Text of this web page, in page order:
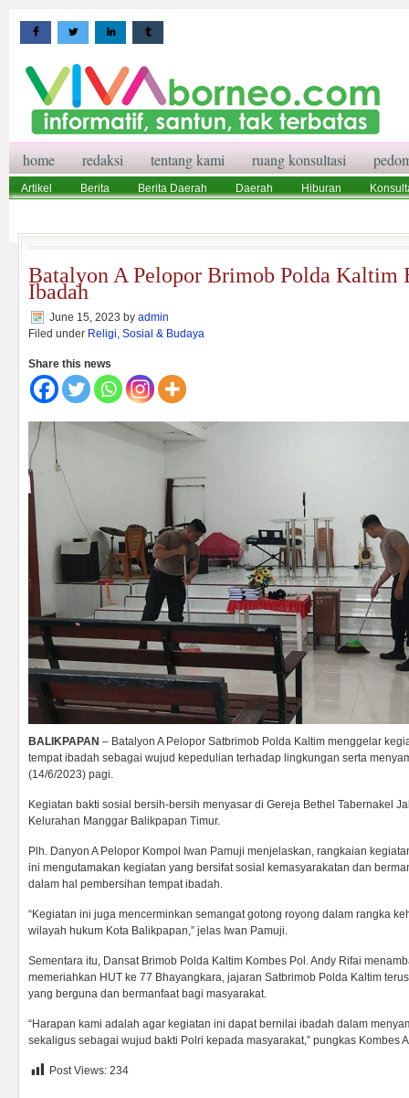
home redaksi tentang kami ruang konsultasi
Artikel Berita Berita Daerah Daerah Hiburan
Batalyon A Pelopor Brimob Polda Kaltim
Ibadah
June 15, 2023 by admin
Filed under Religi, Sosial & Budaya
Share this news
BALIKPAPAN – Batalyon A Pelopor Satbrimob Polda Kaltim menggelar
tempat ibadah sebagai wujud kepedulian terhadap lingkungan serta
(14/6/2023) pagi.
Kegiatan bakti sosial bersih-bersih menyasar di Gereja Bethel Tabernakel
Kelurahan Manggar Balikpapan Timur.
Plh. Danyon A Pelopor Kompol Iwan Pamuji menjelaskan, rangkaian
ini mengutamakan kegiatan yang bersifat sosial kemasyarakatan dan
dalam hal pembersihan tempat ibadah.
“Kegiatan ini juga mencerminkan semangat gotong royong dalam rangka
wilayah hukum Kota Balikpapan,” jelas Iwan Pamuji.
Sementara itu, Dansat Brimob Polda Kaltim Kombes Pol. Andy Rifai
memeriahkan HUT ke 77 Bhayangkara, jajaran Satbrimob Polda Kaltim
yang berguna dan bermanfaat bagi masyarakat.
“Harapan kami adalah agar kegiatan ini dapat bernilai ibadah dalam
sekaligus sebagai wujud bakti Polri kepada masyarakat,” pungkas Kombes
Post Views: 234